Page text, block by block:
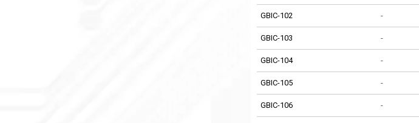
GBIC-102 -
GBIC-103 -
GBIC-104 -
GBIC-105 -
GBIC-106 -